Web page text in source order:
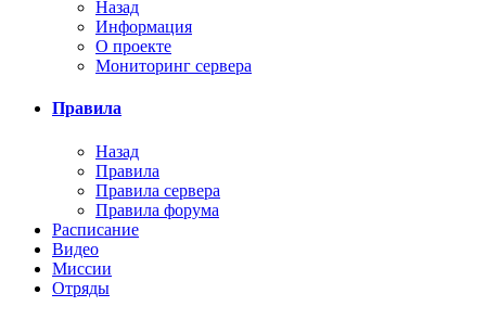
Назад
Информация
О проекте
Мониторинг сервера
Правила
Назад
Правила
Правила сервера
Правила форума
Расписание
Видео
Миссии
Отряды